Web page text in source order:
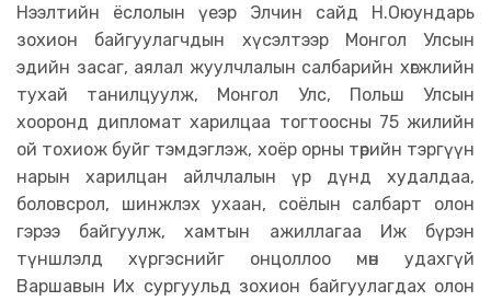
Нээлтийн ёслолын үеэр Элчин сайд Н.Оюундарь
зохион байгуулагчдын хүсэлтээр Монгол Улсын
эдийн засаг, аялал жуулчлалын салбарийн хөгжлийн
тухай танилцуулж, Монгол Улс, Польш Улсын
хооронд дипломат харилцаа тогтоосны 75 жилийн
ой тохиож буйг тэмдэглэж, хоёр орны төрийн тэргүүн
нарын харилцан айлчлалын үр дүнд худалдаа,
боловсрол, шинжлэх ухаан, соёлын салбарт олон
гэрээ байгуулж, хамтын ажиллагаа Иж бүрэн
түншлэлд хүргэснийг онцоллоо мөн удахгүй
Варшавын Их сургуульд зохион байгуулагдах олон